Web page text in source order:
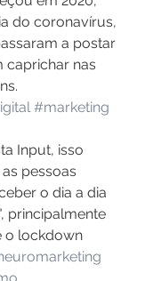
do coronavírus,
a postar
caprichar nas
#marketing
Input, isso
pessoas
o dia a dia
principalmente
o lockdown